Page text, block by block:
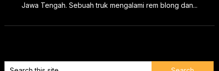
Jawa Tengah. Sebuah truk mengalami rem blong dan...